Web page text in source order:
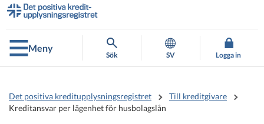
direkt
till
innehållet
till
hela
webbplatsens
sökningMeny
Sök SV Logga in
Det positiva kreditupplysningsregistret
Till kreditgivare
Kreditansvar per lägenhet för husbolagslån